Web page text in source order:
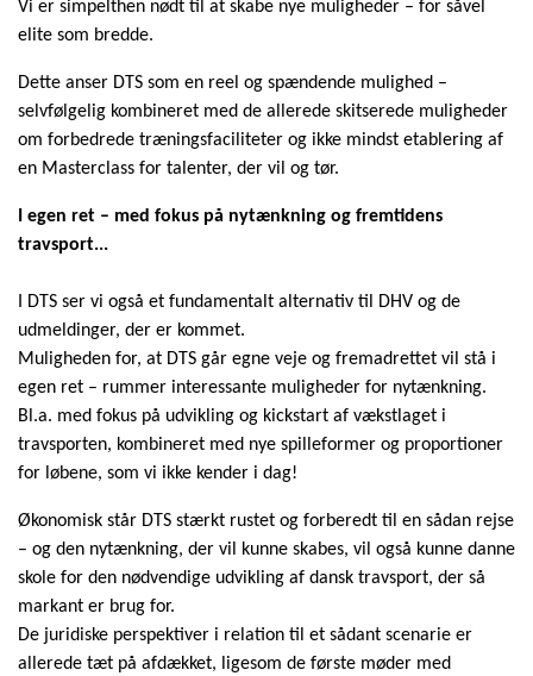
Vi er simpelthen nødt til at skabe nye muligheder – for såvel
elite som bredde.
Dette anser DTS som en reel og spændende mulighed –
selvfølgelig kombineret med de allerede skitserede muligheder
om forbedrede træningsfaciliteter og ikke mindst etablering af
en Masterclass for talenter, der vil og tør.
I egen ret – med fokus på nytænkning og fremtidens
travsport...
I DTS ser vi også et fundamentalt alternativ til DHV og de
udmeldinger, der er kommet.
Muligheden for, at DTS går egne veje og fremadrettet vil stå i
egen ret – rummer interessante muligheder for nytænkning.
Bl.a. med fokus på udvikling og kickstart af vækstlaget i
travsporten, kombineret med nye spilleformer og proportioner
for løbene, som vi ikke kender i dag!
Økonomisk står DTS stærkt rustet og forberedt til en sådan rejse
– og den nytænkning, der vil kunne skabes, vil også kunne danne
skole for den nødvendige udvikling af dansk travsport, der så
markant er brug for.
De juridiske perspektiver i relation til et sådant scenarie er
allerede tæt på afdækket, ligesom de første møder med